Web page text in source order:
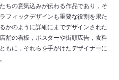
ちの意気込みが伝わる作品であり，そ
フィックデザインも重要な役割を果た
かのように詳細にまでデザインされた
舗の看板，ポスターや街頭広告，食料
もに，それらを手がけたデザイナーに